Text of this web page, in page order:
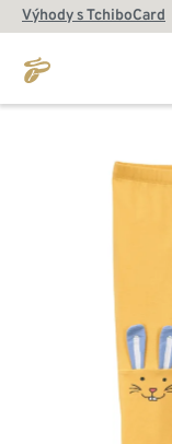
Výhody s TchiboCard